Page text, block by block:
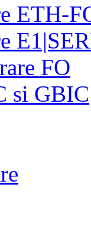
ETH-
FO
si GBIC